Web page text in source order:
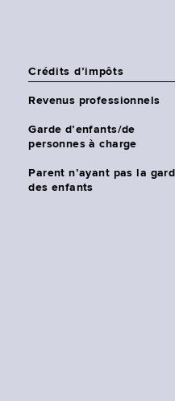
Crédits d’impôts
Revenus professionnels
Garde d’enfants/de
personnes à charge
Parent n’ayant pas la
des enfants